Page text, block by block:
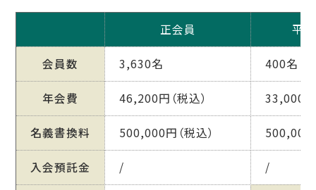
正会員 平
会員数 3,630名 400名
年会費 46,200円（税込） 33,000円
名義書換料 500,000円（税込） 500,000
入会預託金 / /